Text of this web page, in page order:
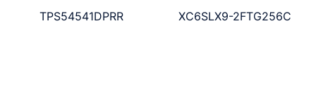
TPS54541DPRR XC6SLX9-2FTG256C